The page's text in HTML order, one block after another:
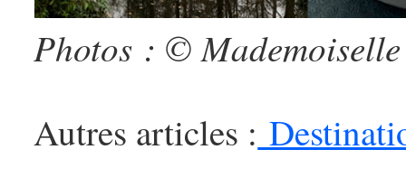
Photos : ©
Autres articles :